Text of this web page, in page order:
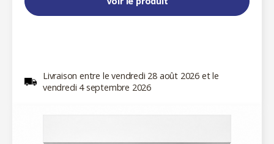
Livraison entre le vendredi 28 août 2026 et le
vendredi 4 septembre 2026